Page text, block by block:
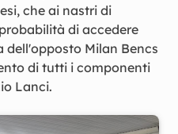
che ai nastri di
di accedere
dell'opposto Milan Bencs
di tutti i componenti
Lanci.